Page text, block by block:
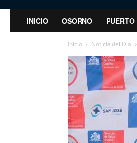
INICIO OSORNO
Inicio Noticia del Día